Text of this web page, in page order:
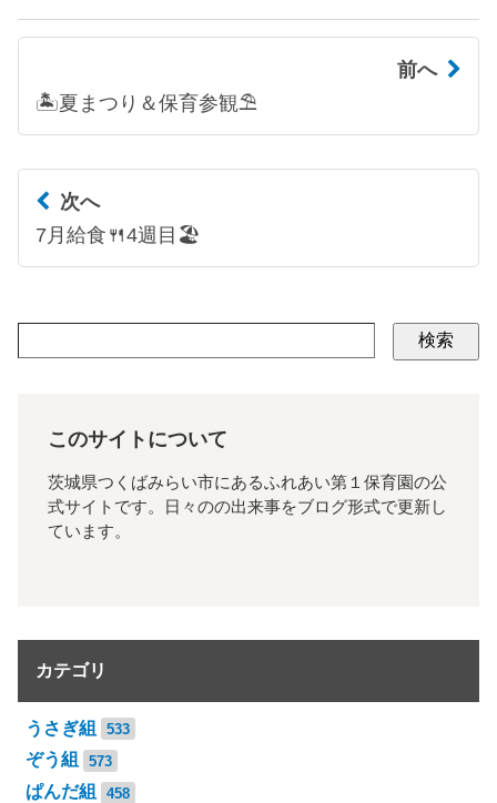
前へ
🏝夏まつり＆保育参観⛱
次へ
7月給食🍴4週目🏖
検索
このサイトについて
茨城県つくばみらい市にあるふれあい第１保育園の公
式サイトです。日々のの出来事をブログ形式で更新し
ています。
カテゴリ
うさぎ組 533
ぞう組 573
ぱんだ組 458